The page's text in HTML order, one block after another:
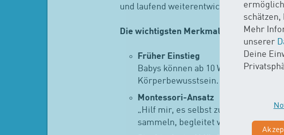
Mehr
unserer
Deine
und laufend weiterentwickelt wird.
Die wichtigsten Merkmale:
Früher Einstieg
Babys können ab 10 Wochen
Körperbewusstsein.
Montessori-Ansatz
„Hilf mir, es selbst zu tun“ – das ist
sammeln, begleitet von Eltern und